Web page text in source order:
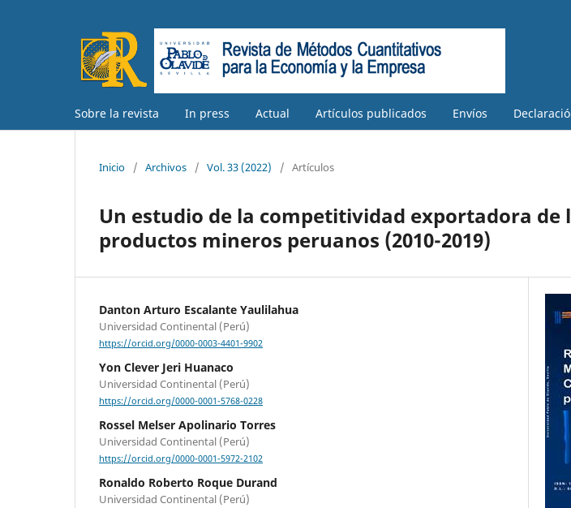
Sobre la revista In press Actual Artículos publicados Envíos
Inicio / Archivos / Vol. 33 (2022) / Artículos
Un estudio de la competitividad exportadora de
productos mineros peruanos (2010-2019)
Danton Arturo Escalante Yaulilahua
Universidad Continental (Perú)
https://orcid.org/0000-0003-4401-9902
Yon Clever Jeri Huanaco
Universidad Continental (Perú)
https://orcid.org/0000-0001-5768-0228
Rossel Melser Apolinario Torres
Universidad Continental (Perú)
https://orcid.org/0000-0001-5972-2102
Ronaldo Roberto Roque Durand
Universidad Continental (Perú)